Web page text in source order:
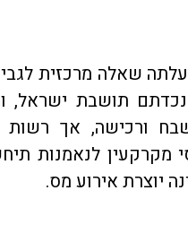
שאלה מרכזית לגבי
תושבת ישראל,
ורכישה, אך
מקרקעין לנאמנות
יוצרת אירוע מס.